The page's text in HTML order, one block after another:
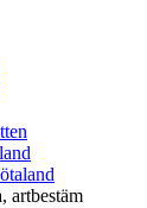
artbestäm